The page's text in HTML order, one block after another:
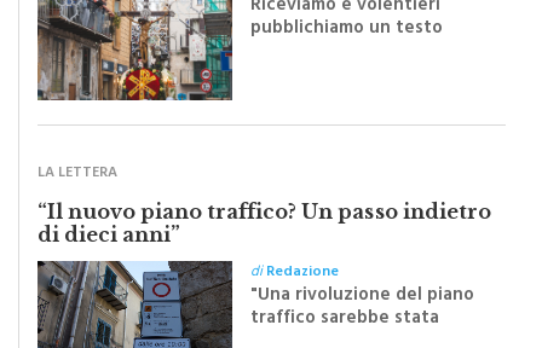
diRedazione
Riceviamo e volentieri
Sapienza all'indomani della
LA LETTERA
“Il nuovo piano traffico? Un passo indietro
di dieci anni”
diRedazione
"Una rivoluzione del piano